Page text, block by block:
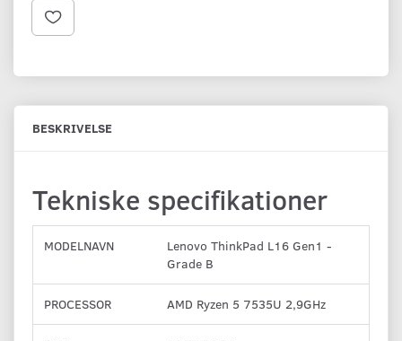
BESKRIVELSE
Tekniske specifikationer
MODELNAVN
Lenovo ThinkPad L16 Gen1 -
Grade B
PROCESSOR AMD Ryzen 5 7535U 2,9GHz